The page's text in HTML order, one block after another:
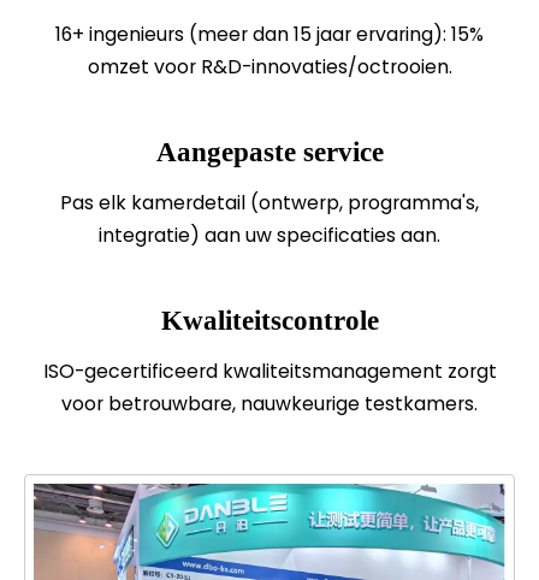
16+ ingenieurs (meer dan 15 jaar ervaring): 15%
omzet voor R&D-innovaties/octrooien.
Aangepaste service
Pas elk kamerdetail (ontwerp, programma's,
integratie) aan uw specificaties aan.
Kwaliteitscontrole
ISO-gecertificeerd kwaliteitsmanagement zorgt
voor betrouwbare, nauwkeurige testkamers.